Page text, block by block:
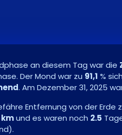
an diesem Tag war die
Der Mond war zu 91,1 %
. Am Dezember 31, 2025
Entfernung von der Erde
kmund es waren noch 2.5
).